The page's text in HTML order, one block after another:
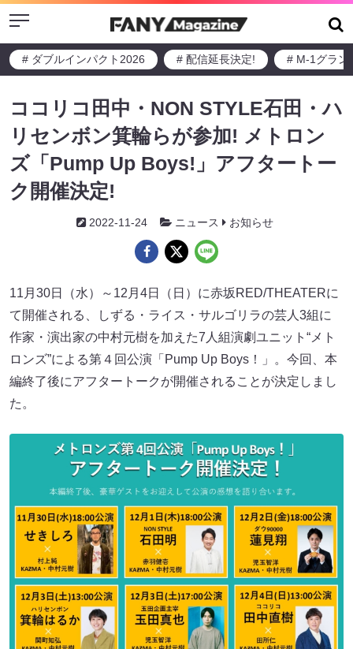
Menu
# ダブルインパクト2026 # 配信延長決定! # M-1グラン
ココリコ田中・NON STYLE石田・ハ
リセンボン箕輪らが参加! メトロン
ズ「Pump Up Boys!」アフタートー
ク開催決定!
2022-11-24 ニュース お知らせ
11月30日（水）～12月4日（日）に赤坂RED/THEATERに
て開催される、しずる・ライス・サルゴリラの芸人3組に
作家・演出家の中村元樹を加えた7人組演劇ユニット“メト
ロンズ”による第４回公演「Pump Up Boys！」。今回、本
編終了後にアフタートークが開催されることが決定しまし
た。